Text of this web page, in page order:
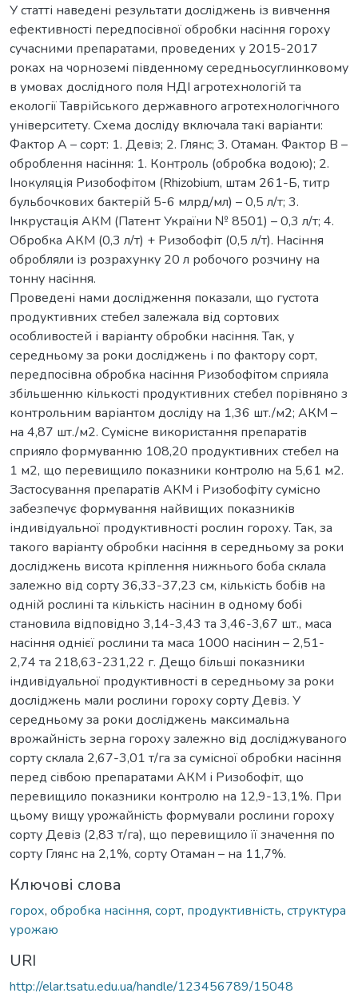
У статті наведені результати досліджень із вивчення
ефективності передпосівної обробки насіння гороху
сучасними препаратами, проведених у 2015-2017
роках на чорноземі південному середньосуглинковому
в умовах дослідного поля НДІ агротехнологій та
екології Таврійського державного агротехнологічного
університету. Схема досліду включала такі варіанти:
Фактор А – сорт: 1. Девіз; 2. Глянс; 3. Отаман. Фактор В –
оброблення насіння: 1. Контроль (обробка водою); 2.
Інокуляція Ризобофітом (Rhizobium, штам 261-Б, титр
бульбочкових бактерій 5-6 млрд/мл) – 0,5 л/т; 3.
Інкрустація АКМ (Патент України № 8501) – 0,3 л/т; 4.
Обробка АКМ (0,3 л/т) + Ризобофіт (0,5 л/т). Насіння
обробляли із розрахунку 20 л робочого розчину на
тонну насіння.
Проведені нами дослідження показали, що густота
продуктивних стебел залежала від сортових
особливостей і варіанту обробки насіння. Так, у
середньому за роки досліджень і по фактору сорт,
передпосівна обробка насіння Ризобофітом сприяла
збільшенню кількості продуктивних стебел порівняно з
контрольним варіантом досліду на 1,36 шт./м2; АКМ –
на 4,87 шт./м2. Сумісне використання препаратів
сприяло формуванню 108,20 продуктивних стебел на
1 м2, що перевищило показники контролю на 5,61 м2.
Застосування препаратів АКМ і Ризобофіту сумісно
забезпечує формування найвищих показників
індивідуальної продуктивності рослин гороху. Так, за
такого варіанту обробки насіння в середньому за роки
досліджень висота кріплення нижнього боба склала
залежно від сорту 36,33-37,23 см, кількість бобів на
одній рослині та кількість насінин в одному бобі
становила відповідно 3,14-3,43 та 3,46-3,67 шт., маса
насіння однієї рослини та маса 1000 насінин – 2,51-
2,74 та 218,63-231,22 г. Дещо більші показники
індивідуальної продуктивності в середньому за роки
досліджень мали рослини гороху сорту Девіз. У
середньому за роки досліджень максимальна
врожайність зерна гороху залежно від досліджуваного
сорту склала 2,67-3,01 т/га за сумісної обробки насіння
перед сівбою препаратами АКМ і Ризобофіт, що
перевищило показники контролю на 12,9-13,1%. При
цьому вищу урожайність формували рослини гороху
сорту Девіз (2,83 т/га), що перевищило її значення по
сорту Глянс на 2,1%, сорту Отаман – на 11,7%.
Ключові слова
горох, обробка насіння, сорт, продуктивність, структура
урожаю
URI
http://elar.tsatu.edu.ua/handle/123456789/15048